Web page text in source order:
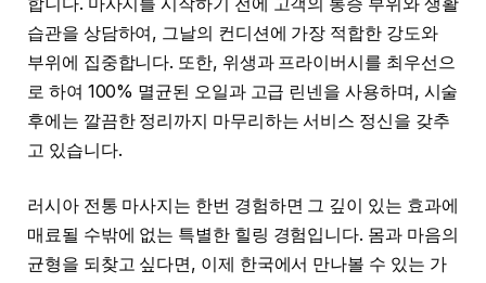
습관을 상담하여, 그날의 컨디션에 가장 적합한 강도와
부위에 집중합니다. 또한, 위생과 프라이버시를 최우선으
로 하여 100% 멸균된 오일과 고급 린넨을 사용하며, 시술
후에는 깔끔한 정리까지 마무리하는 서비스 정신을 갖추
고 있습니다.
러시아 전통 마사지는 한번 경험하면 그 깊이 있는 효과에
매료될 수밖에 없는 특별한 힐링 경험입니다. 몸과 마음의
균형을 되찾고 싶다면, 이제 한국에서 만나볼 수 있는 가